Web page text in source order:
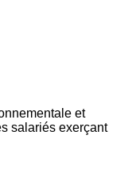
et
salariés exerçant